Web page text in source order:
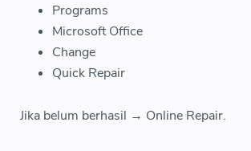
Programs
Microsoft Office
Change
Quick Repair
Jika belum berhasil → Online Repair.